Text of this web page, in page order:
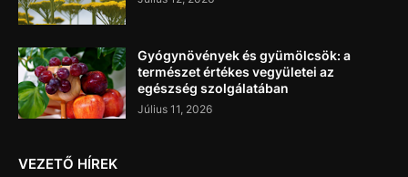
Gyógynövények és gyümölcsök: a
természet értékes vegyületei az
egészség szolgálatában
Július 11, 2026
VEZETŐ HÍREK